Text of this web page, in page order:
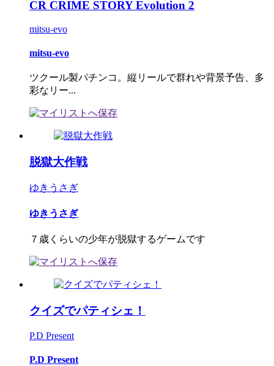
CR CRIME STORY Evolution 2
mitsu-evo
mitsu-evo
ツクール製パチンコ。縦リールで群れや背景予告、多
彩なリー...
脱獄大作戦
ゆきうさぎ
ゆきうさぎ
７歳くらいの少年が脱獄するゲームです
クイズでパティシェ！
P.D Present
P.D Present